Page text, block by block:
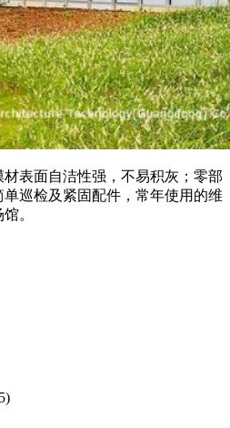
表面自洁性强，不易积灰；零部
巡检及紧固配件，常年使用的维
。